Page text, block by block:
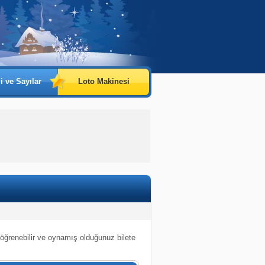
ve Sayılar Loto Makinesi
ve oynamış olduğunuz bilete